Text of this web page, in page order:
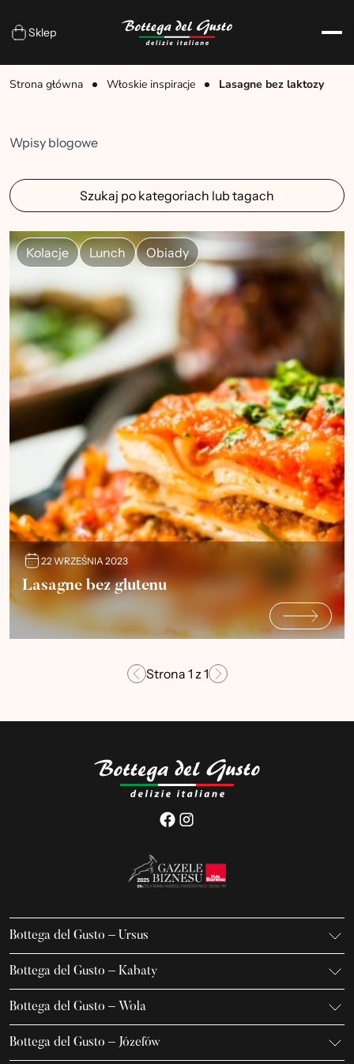
Sklep
Strona główna Włoskie inspiracje Lasagne bez laktozy
Wpisy blogowe
Szukaj po kategoriach lub tagach
Kolacje Lunch Obiady
22 WRZEŚNIA 2023
Lasagne bez glutenu
Strona 1 z1
Bottega del Gusto – Ursus
K. Gierdziejewskiego 7
02-495 Warszawa
+48 666 736 899
Bottega del Gusto – Kabaty
Iwanowa-Szajnowicza 7/U1
02-796 Warszawa
+48 600 155 636
Bottega del Gusto – Wola
Jana Kazimierza 23/U5
01-248 Warszawa
Bottega del Gusto – Józefów